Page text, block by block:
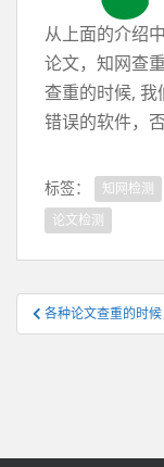
从上面的介绍
论文，知网查
查重的时候,
错误的软件，
标签： 知网检测
论文检测
文
章
各种论文查重的时